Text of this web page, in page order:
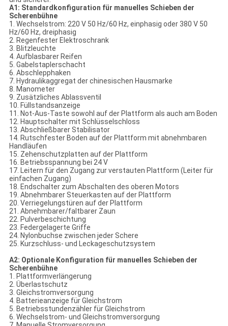
A1: Standardkonfiguration für manuelles Schieben der
Scherenbühne
1. Wechselstrom: 220 V 50 Hz/60 Hz, einphasig oder 380 V 50
Hz/60 Hz, dreiphasig
2. Regenfester Elektroschrank
3. Blitzleuchte
4. Aufblasbarer Reifen
5. Gabelstaplerschacht
6. Abschlepphaken
7. Hydraulikaggregat der chinesischen Hausmarke
8. Manometer
9. Zusätzliches Ablassventil
10. Füllstandsanzeige
11. Not-Aus-Taste sowohl auf der Plattform als auch am Boden
12. Hauptschalter mit Schlüsselschloss
13. Abschließbarer Stabilisator
14. Rutschfester Boden auf der Plattform mit abnehmbaren
Handläufen
15. Zehenschutzplatten auf der Plattform
16. Betriebsspannung bei 24 V
17. Leitern für den Zugang zur verstauten Plattform (Leiter für
einfachen Zugang)
18. Endschalter zum Abschalten des oberen Motors
19. Abnehmbarer Steuerkasten auf der Plattform
20. Verriegelungstüren auf der Plattform
21. Abnehmbarer/faltbarer Zaun
22. Pulverbeschichtung
23. Federgelagerte Griffe
24. Nylonbuchse zwischen jeder Schere
25. Kurzschluss- und Leckageschutzsystem
A2: Optionale Konfiguration für manuelles Schieben der
Scherenbühne
1. Plattformverlängerung
2. Überlastschutz
3. Gleichstromversorgung
4. Batterieanzeige für Gleichstrom
5. Betriebsstundenzähler für Gleichstrom
6. Wechselstrom- und Gleichstromversorgung